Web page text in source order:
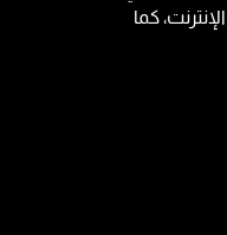
كما